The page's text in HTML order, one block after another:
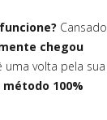
Cansado
chegou
uma volta pela sua
método 100%